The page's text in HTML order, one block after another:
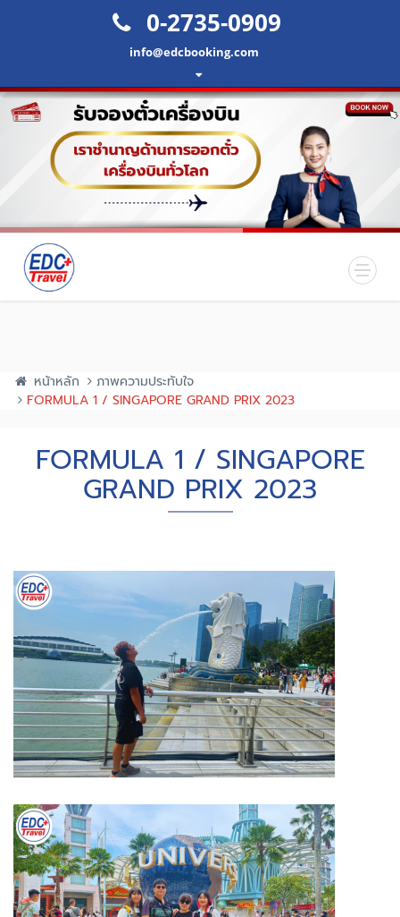
0-2735-0909
info@edcbooking.com
หน้าหลัก
ภาพความประทับใจ
FORMULA 1 / SINGAPORE GRAND PRIX 2023
FORMULA 1 / SINGAPORE
GRAND PRIX 2023